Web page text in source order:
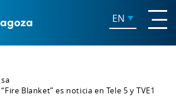
EN
Blanket” es noticia en Tele 5 y TVE1